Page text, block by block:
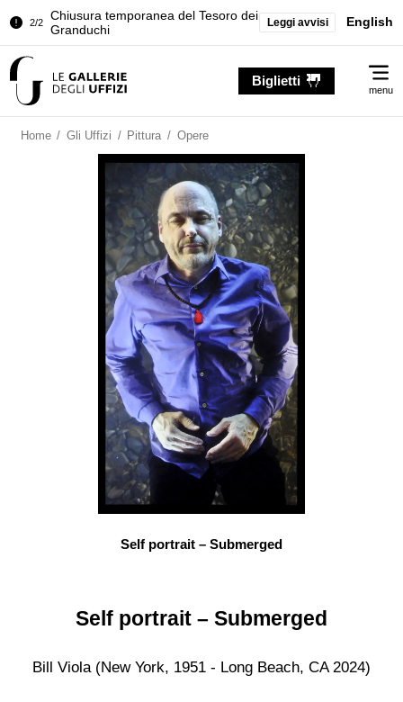
2/2
Chiusura temporanea del Tesoro dei
Granduchi
della Sala dell'Iliade
Granduchi
Leggi avvisi English
Biglietti
menu
Home / Gli Uffizi / Pittura / Opere
Self portrait – Submerged
Self portrait – Submerged
Bill Viola (New York, 1951 - Long Beach, CA 2024)